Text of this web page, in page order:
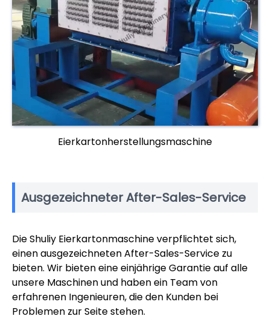
Eierkartonherstellungsmaschine
Ausgezeichneter After-Sales-Service
Die Shuliy Eierkartonmaschine verpflichtet sich,
einen ausgezeichneten After-Sales-Service zu
bieten. Wir bieten eine einjährige Garantie auf alle
unsere Maschinen und haben ein Team von
erfahrenen Ingenieuren, die den Kunden bei
Problemen zur Seite stehen.